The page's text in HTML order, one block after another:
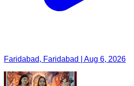
Faridabad, Faridabad | Aug 6, 2026